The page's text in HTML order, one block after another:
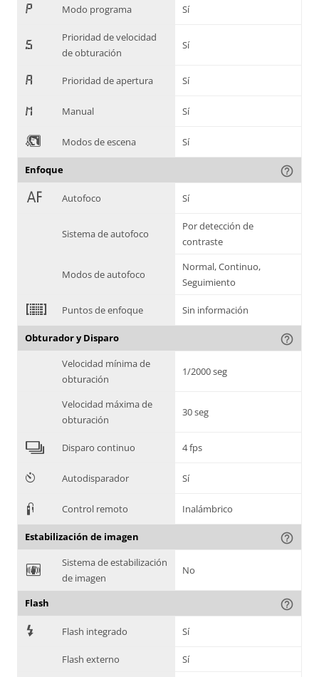
, Modo programa Sí
-
Prioridad de velocidad
de obturación
Sí
. Prioridad de apertura Sí
/ Manual Sí
0 Modos de escena Sí
Enfoque help_outline
1 Autofoco Sí
Sistema de autofoco
Por detección de
contraste
Modos de autofoco
Normal, Continuo,
Seguimiento
2 Puntos de enfoque Sin información
Obturador y Disparo help_outline
Velocidad mínima de
obturación
1/2000 seg
Velocidad máxima de
obturación
30 seg
4 Disparo continuo 4 fps
6 Autodisparador Sí
3 Control remoto Inalámbrico
Estabilización de imagen help_outline
F
Sistema de estabilización
de imagen
No
Flash help_outline
7 Flash integrado Sí
Flash externo
Sí